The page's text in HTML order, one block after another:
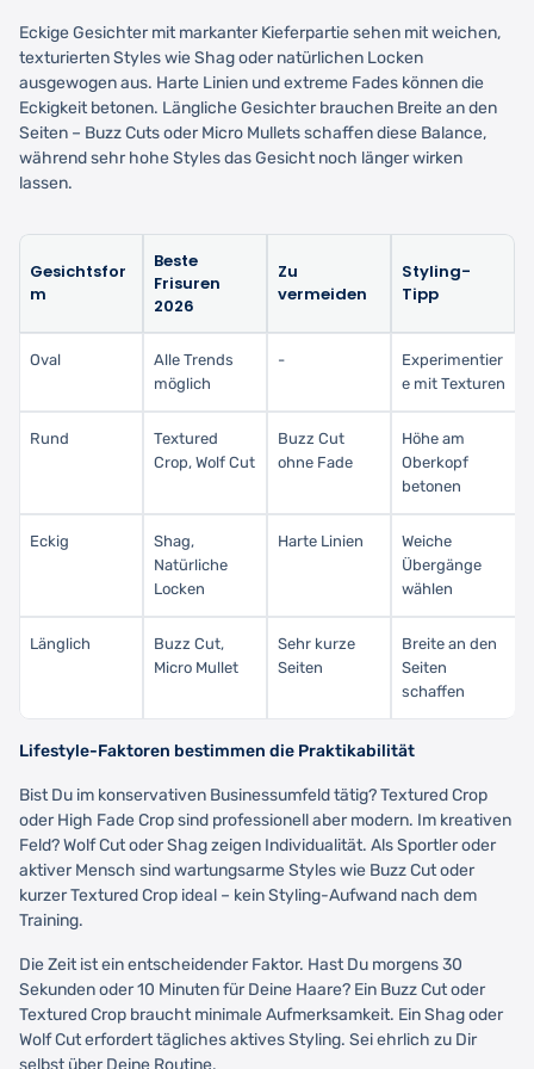
Eckige Gesichter mit markanter Kieferpartie sehen mit weichen,
texturierten Styles wie Shag oder natürlichen Locken
ausgewogen aus. Harte Linien und extreme Fades können die
Eckigkeit betonen. Längliche Gesichter brauchen Breite an den
Seiten – Buzz Cuts oder Micro Mullets schaffen diese Balance,
während sehr hohe Styles das Gesicht noch länger wirken
lassen.
Gesichtsfor
m
Beste
Frisuren
2026
Zu
vermeiden
Styling-
Tipp
Oval
Alle Trends
möglich
-
Experimentier
e mit Texturen
Rund
Textured
Crop, Wolf Cut
Buzz Cut
ohne Fade
Höhe am
Oberkopf
betonen
Eckig
Shag,
Natürliche
Locken
Harte Linien
Weiche
Übergänge
wählen
Länglich
Buzz Cut,
Micro Mullet
Sehr kurze
Seiten
Breite an den
Seiten
schaffen
Lifestyle-Faktoren bestimmen die Praktikabilität
Bist Du im konservativen Businessumfeld tätig? Textured Crop
oder High Fade Crop sind professionell aber modern. Im kreativen
Feld? Wolf Cut oder Shag zeigen Individualität. Als Sportler oder
aktiver Mensch sind wartungsarme Styles wie Buzz Cut oder
kurzer Textured Crop ideal – kein Styling-Aufwand nach dem
Training.
Die Zeit ist ein entscheidender Faktor. Hast Du morgens 30
Sekunden oder 10 Minuten für Deine Haare? Ein Buzz Cut oder
Textured Crop braucht minimale Aufmerksamkeit. Ein Shag oder
Wolf Cut erfordert tägliches aktives Styling. Sei ehrlich zu Dir
selbst über Deine Routine.